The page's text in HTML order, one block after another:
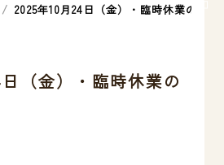
2025年10月24日（金）・臨時休業のお知
（金）・臨時休業の